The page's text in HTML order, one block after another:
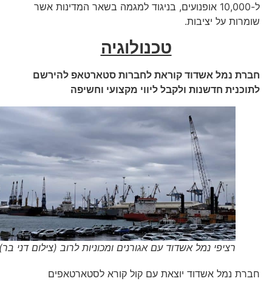
ל-10,000 אופנועים, בניגוד למגמה בשאר המדינות אשר
שומרות על יציבות.
טכנולוגיה
חברת נמל אשדוד קוראת לחברות סטארטאפ להירשם
לתוכנית חדשנות ולקבל ליווי מקצועי וחשיפה
רציפי נמל אשדוד עם אגורנים ומכוניות לרוב (צילום דני בר)
חברת נמל אשדוד יוצאת עם קול קורא לסטארטאפים